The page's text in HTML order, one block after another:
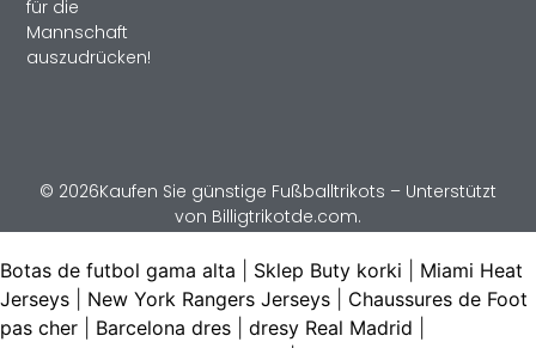
für die
Mannschaft
auszudrücken!
© 2026Kaufen Sie günstige Fußballtrikots – Unterstützt
von Billigtrikotde.com.
Botas de futbol gama alta Sklep Buty korki
Miami Heat
Jerseys
New York Rangers Jerseys
Chaussures de Foot
pas cher
Barcelona dres dresy Real Madrid